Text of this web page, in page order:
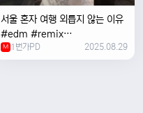
서울 혼자 여행 외릅지 않는 이유
#edm #remix
#electronicmusic #singer
#newmusic #music #여행
M 1번가PD 2025.08.29